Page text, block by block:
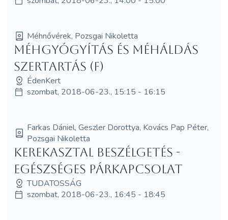
Méhnővérek, Pozsgai Nikoletta
Méhgyógyítás és MéhÁldás
szertartás (F)
ÉdenKert
szombat, 2018-06-23., 15:15 - 16:15
Farkas Dániel, Geszler Dorottya, Kovács Pap Péter,
Pozsgai Nikoletta
Kerekasztal beszélgetés -
Egészséges párkapcsolat
TUDATOSSÁG
szombat, 2018-06-23., 16:45 - 18:45